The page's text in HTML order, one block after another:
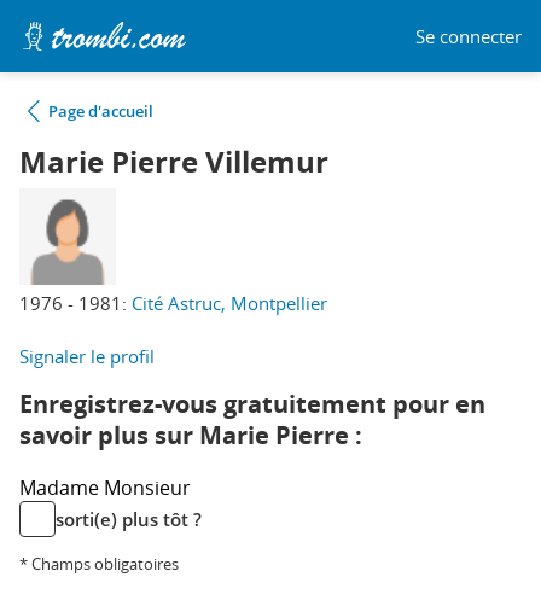
Se connecter
Page d'accueil
Marie Pierre Villemur
1976 - 1981: Cité Astruc, Montpellier
Signaler le profil
Enregistrez-vous gratuitement pour en
savoir plus sur Marie Pierre :
Madame Monsieur
sorti(e) plus tôt ?
* Champs obligatoires